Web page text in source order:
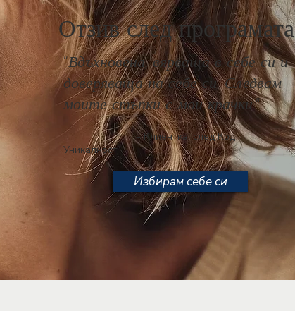
Отзив след програмата
"Вдъхновена, вярваща в себе си и
доверяваща на себе си. Следвам
моите стъпки с мои крачки."
- Клиентка, след Код
Уникалност
Избирам себе си